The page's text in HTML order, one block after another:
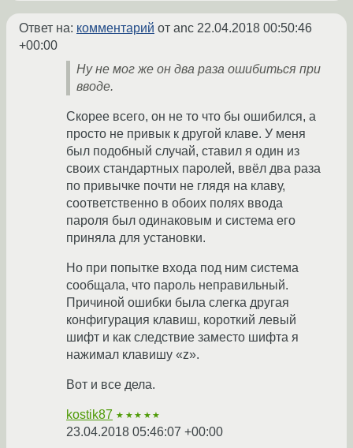
Ответ на: комментарий от anc 22.04.2018 00:50:46
+00:00
Ну не мог же он два раза ошибиться при
вводе.
Скорее всего, он не то что бы ошибился, а
просто не привык к другой клаве. У меня
был подобный случай, ставил я один из
своих стандартных паролей, ввёл два раза
по привычке почти не глядя на клаву,
соответственно в обоих полях ввода
пароля был одинаковым и система его
приняла для установки.
Но при попытке входа под ним система
сообщала, что пароль неправильный.
Причиной ошибки была слегка другая
конфигурация клавиш, короткий левый
шифт и как следствие заместо шифта я
нажимал клавишу «z».
Вот и все дела.
kostik87 ★★★★★
23.04.2018 05:46:07 +00:00